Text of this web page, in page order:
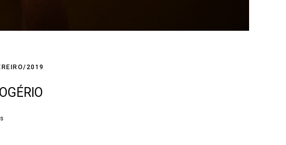
2019